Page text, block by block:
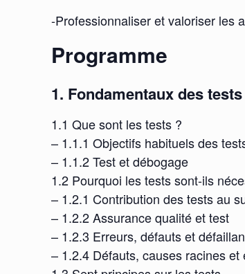
-Professionnaliser et valoriser les
Programme
1. Fondamentaux des tests
1.1 Que sont les tests ?
– 1.1.1 Objectifs habituels des
– 1.1.2 Test et débogage
1.2 Pourquoi les tests sont-ils
– 1.2.1 Contribution des tests au
– 1.2.2 Assurance qualité et test
– 1.2.3 Erreurs, défauts et
– 1.2.4 Défauts, causes racines et